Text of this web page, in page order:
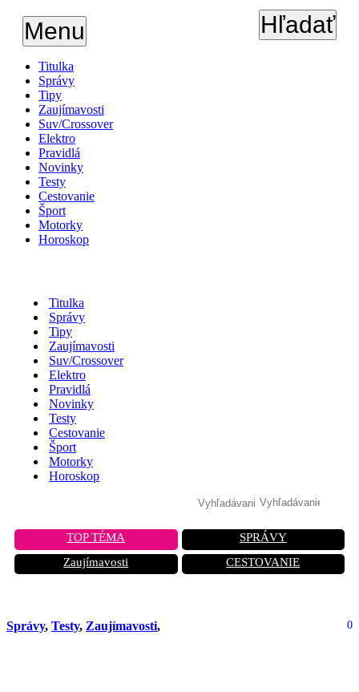
Menu Hľadať
Titulka
Správy
Tipy
Zaujímavosti
Suv/Crossover
Elektro
Pravidlá
Novinky
Testy
Cestovanie
Šport
Motorky
Horoskop
Titulka
Správy
Tipy
Zaujímavosti
Suv/Crossover
Elektro
Pravidlá
Novinky
Testy
Cestovanie
Šport
Motorky
Horoskop
TOP TÉMA
SPRÁVY
Zaujímavosti
CESTOVANIE
Správy, Testy, Zaujímavosti, 0